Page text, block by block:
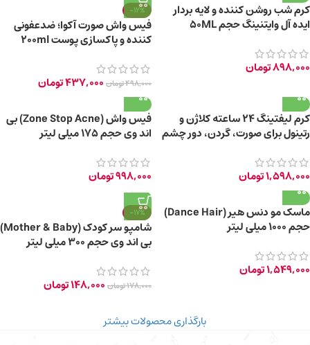
کرم شب روشن کننده و لایه بردار
ایده آل وایتنینگ حجم 50ML
898,000تومان
-12%
فیس واش صورت آکوا؛ ضدعفونی
کننده و پاکسازی پوست 200ml
498,000تومان 437,000تومان
کرم لیفتینگ ۲۴ ساعته کلاژن و
رتینول برای صورت، گردن، دور چشم
1,598,000تومان
فیس واش (Zone Stop Acne) بی
اند وی حجم ۱۷۵ میلی لیتر
998,000تومان
ماسک مو دنس هیر (Dance Hair)
حجم ۱۰۰۰ میلی لیتر
1,549,000تومان
-17%
شامپو سر کودک (Mother & Baby)
بی اند وی حجم ۳۰۰ میلی لیتر
178,000تومان 148,000تومان
بارگذاری محصولات بیشتر